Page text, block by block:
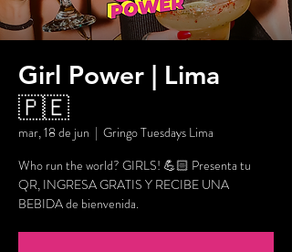
Girl Power | Lima
🇵🇪
mar, 18 de jun
  |
Gringo Tuesdays Lima
Who run the world? GIRLS! 💪🏻 Presenta tu
QR, INGRESA GRATIS Y RECIBE UNA
BEBIDA de bienvenida.